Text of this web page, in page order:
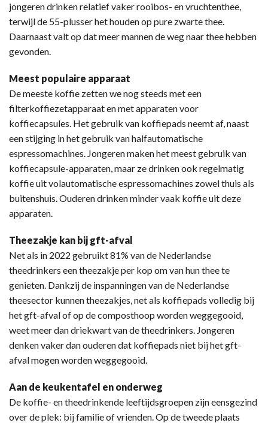
jongeren drinken relatief vaker rooibos- en vruchtenthee,
terwijl de 55-plusser het houden op pure zwarte thee.
Daarnaast valt op dat meer mannen de weg naar thee hebben
gevonden.
Meest populaire apparaat
De meeste koffie zetten we nog steeds met een
filterkoffiezetapparaat en met apparaten voor
koffiecapsules. Het gebruik van koffiepads neemt af, naast
een stijging in het gebruik van halfautomatische
espressomachines. Jongeren maken het meest gebruik van
koffiecapsule-apparaten, maar ze drinken ook regelmatig
koffie uit volautomatische espressomachines zowel thuis als
buitenshuis. Ouderen drinken minder vaak koffie uit deze
apparaten.
Theezakje kan bij gft-afval
Net als in 2022 gebruikt 81% van de Nederlandse
theedrinkers een theezakje per kop om van hun thee te
genieten. Dankzij de inspanningen van de Nederlandse
theesector kunnen theezakjes, net als koffiepads volledig bij
het gft-afval of op de composthoop worden weggegooid,
weet meer dan driekwart van de theedrinkers. Jongeren
denken vaker dan ouderen dat koffiepads niet bij het gft-
afval mogen worden weggegooid.
Aan de keukentafel en onderweg
De koffie- en theedrinkende leeftijdsgroepen zijn eensgezind
over de plek: bij familie of vrienden. Op de tweede plaats